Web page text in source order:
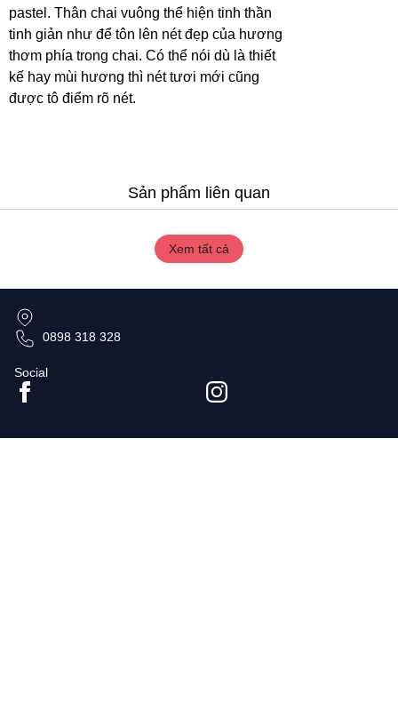
pastel. Thân chai vuông thể hiện tinh thần
tinh giản như để tôn lên nét đẹp của hương
thơm phía trong chai. Có thể nói dù là thiết
kế hay mùi hương thì nét tươi mới cũng
được tô điểm rõ nét.
Sản phẩm liên quan
Xem tất cả
0898 318 328
Social